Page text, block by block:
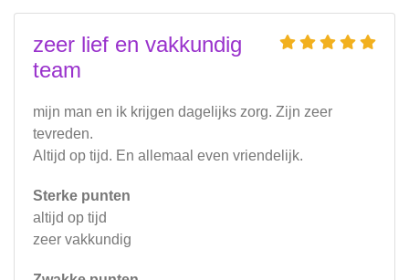
zeer lief en vakkundig
team
mijn man en ik krijgen dagelijks zorg. Zijn zeer
tevreden.
Altijd op tijd. En allemaal even vriendelijk.
Sterke punten
altijd op tijd
zeer vakkundig